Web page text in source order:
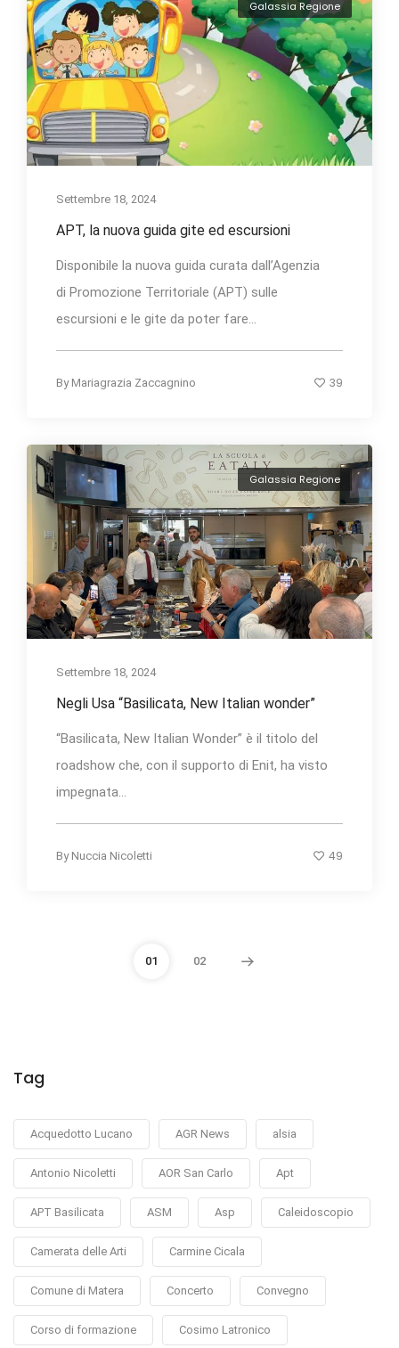
Galassia Regione
Settembre 18, 2024
APT, la nuova guida gite ed escursioni
Disponibile la nuova guida curata dall’Agenzia
di Promozione Territoriale (APT) sulle
escursioni e le gite da poter fare...
By Mariagrazia Zaccagnino 39
Galassia Regione
Settembre 18, 2024
Negli Usa “Basilicata, New Italian wonder”
“Basilicata, New Italian Wonder” è il titolo del
roadshow che, con il supporto di Enit, ha visto
impegnata...
By Nuccia Nicoletti 49
01 02
Tag
Acquedotto Lucano AGR News alsia
Antonio Nicoletti AOR San Carlo Apt
APT Basilicata ASM Asp Caleidoscopio
Camerata delle Arti Carmine Cicala
Comune di Matera Concerto Convegno
Corso di formazione Cosimo Latronico